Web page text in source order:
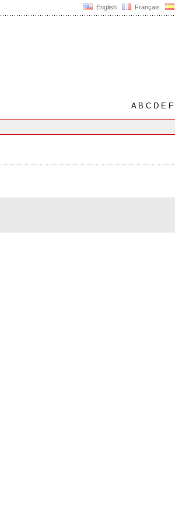
English Français
AB C D E F